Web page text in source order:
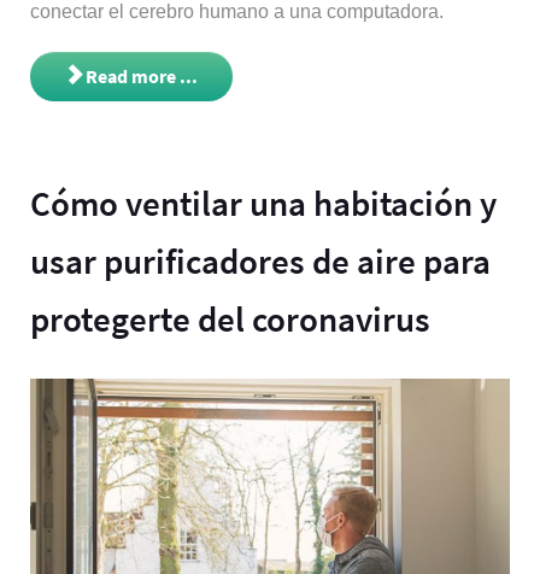
conectar el cerebro humano a una computadora.
Read more ...
Cómo ventilar una habitación y
usar purificadores de aire para
protegerte del coronavirus